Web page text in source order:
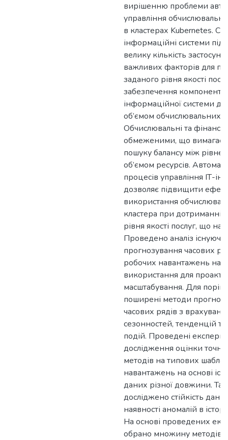
вирішенню проблеми
управління
в кластерах Kubernetes.
інформаційні системи
велику кількість
важливих факторів для
заданого рівня якості
забезпечення компонентів
інформаційної системи
об’ємом обчислювальних
Обчислювальні та
обмеженими, що вимагає
пошуку балансу між
об’ємом ресурсів.
процесів управління ІТ-
дозволяє підвищити
використання
кластера при дотриманні
рівня якості послуг, що
Проведено аналіз
прогнозування часових
робочих навантажень на
використання для
масштабування. Для
поширені методи
часових рядів з
сезонностей, тенденцій
подій. Проведені
дослідження оцінки
методів на типових
навантажень на основі
даних різної довжини.
досліджено стійкість
наявності аномалій в
На основі проведених
обрано множину методів